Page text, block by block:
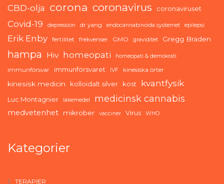
CBD-olja corona coronavirus coronaviruset
Covid-19 depression dr yang endocannabinoida systemet epilepsi
Erik Enby fertilitet frekvenser GMO graviditet Gregg Braden
hampa Hiv homeopati homeopati & demokrati
immunförsvar immunförsvaret IVF kinesiska örter
kinesisk medicin kolloidalt silver kost kvantfysik
Luc Montagnier läkemedel medicinsk cannabis
medvetenhet mikrober vacciner Virus WHO
Kategorier
TERAPIER